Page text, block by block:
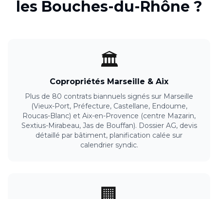
les Bouches-du-Rhône ?
🏛️
Copropriétés Marseille & Aix
Plus de 80 contrats biannuels signés sur Marseille
(Vieux-Port, Préfecture, Castellane, Endoume,
Roucas-Blanc) et Aix-en-Provence (centre Mazarin,
Sextius-Mirabeau, Jas de Bouffan). Dossier AG, devis
détaillé par bâtiment, planification calée sur
calendrier syndic.
🏢